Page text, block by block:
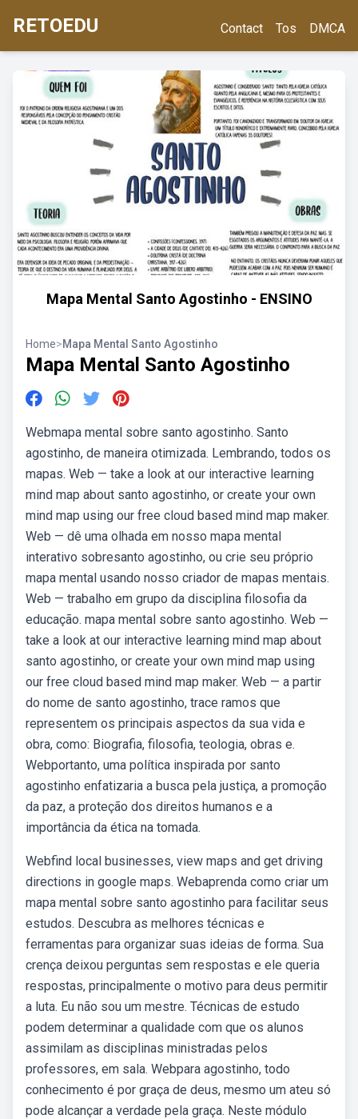
RETOEDU Contact Tos DMCA
Mapa Mental Santo Agostinho - ENSINO
Home>Mapa Mental Santo Agostinho
Mapa Mental Santo Agostinho
Webmapa mental sobre santo agostinho. Santo
agostinho, de maneira otimizada. Lembrando, todos os
mapas. Web — take a look at our interactive learning
mind map about santo agostinho, or create your own
mind map using our free cloud based mind map maker.
Web — dê uma olhada em nosso mapa mental
interativo sobresanto agostinho, ou crie seu próprio
mapa mental usando nosso criador de mapas mentais.
Web — trabalho em grupo da disciplina filosofia da
educação. mapa mental sobre santo agostinho. Web —
take a look at our interactive learning mind map about
santo agostinho, or create your own mind map using
our free cloud based mind map maker. Web — a partir
do nome de santo agostinho, trace ramos que
representem os principais aspectos da sua vida e
obra, como: Biografia, filosofia, teologia, obras e.
Webportanto, uma política inspirada por santo
agostinho enfatizaria a busca pela justiça, a promoção
da paz, a proteção dos direitos humanos e a
importância da ética na tomada.
Webfind local businesses, view maps and get driving
directions in google maps. Webaprenda como criar um
mapa mental sobre santo agostinho para facilitar seus
estudos. Descubra as melhores técnicas e
ferramentas para organizar suas ideias de forma. Sua
crença deixou perguntas sem respostas e ele queria
respostas, principalmente o motivo para deus permitir
a luta. Eu não sou um mestre. Técnicas de estudo
podem determinar a qualidade com que os alunos
assimilam as disciplinas ministradas pelos
professores, em sala. Webpara agostinho, todo
conhecimento é por graça de deus, mesmo um ateu só
pode alcançar a verdade pela graça. Neste módulo